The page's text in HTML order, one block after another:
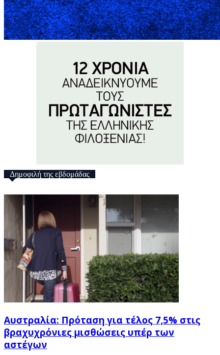
Δημοφιλή της εβδομάδας
Αυστραλία: Πρόταση για τέλος 7,5% στις
βραχυχρόνιες μισθώσεις υπέρ των
αστέγων